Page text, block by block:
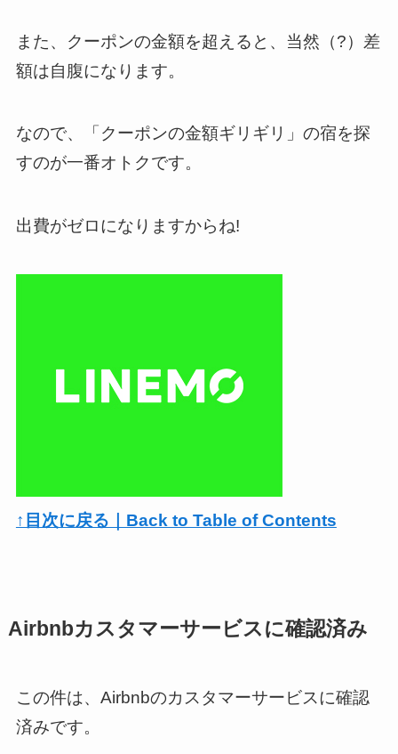
また、クーポンの金額を超えると、当然（?）差
額は自腹になります。
なので、「クーポンの金額ギリギリ」の宿を探
すのが一番オトクです。
出費がゼロになりますからね!
↑目次に戻る｜Back to Table of Contents
Airbnbカスタマーサービスに確認済み
この件は、Airbnbのカスタマーサービスに確認
済みです。